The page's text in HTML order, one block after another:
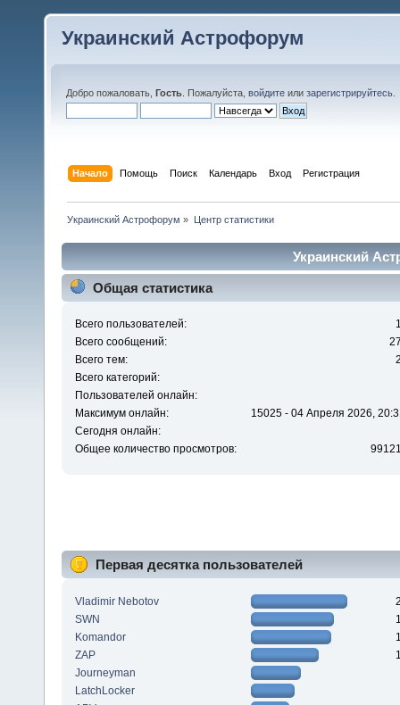
Украинский Астрофорум
Добро пожаловать, Гость . Пожалуйста, войдите или зарегистрируйтесь
Начало Помощь Поиск Календарь Вход Регистрация
Украинский Астрофорум » Центр статистики
Украинский
Общая статистика
Всего пользователей:
Всего сообщений:
Всего тем:
Всего категорий:
Пользователей онлайн:
Максимум онлайн:
15025 - 04 Апреля 2026,
Сегодня онлайн:
Общее количество просмотров:
Первая десятка пользователей
Vladimir Nebotov
SWN
Komandor
ZAP
Journeyman
LatchLocker